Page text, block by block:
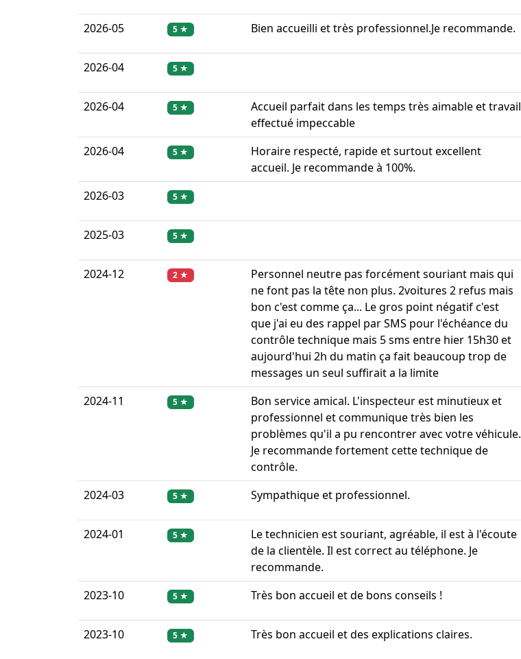
2026-05 5 ★ Bien accueilli et très professionnel.Je recommande.
2026-04 5 ★
2026-04 5 ★
Accueil parfait dans les temps très aimable et travail
effectué impeccable
2026-04
5 ★
Horaire respecté, rapide et surtout excellent
accueil. Je recommande à 100%.
2026-03
5 ★
2025-03 5 ★
2024-12 2 ★
Personnel neutre pas forcément souriant mais qui
ne font pas la tête non plus. 2voitures 2 refus mais
bon c'est comme ça... Le gros point négatif c'est
que j'ai eu des rappel par SMS pour l'échéance du
contrôle technique mais 5 sms entre hier 15h30 et
aujourd'hui 2h du matin ça fait beaucoup trop de
messages un seul suffirait a la limite
2024-11
5 ★
Bon service amical. L'inspecteur est minutieux et
professionnel et communique très bien les
problèmes qu'il a pu rencontrer avec votre véhicule.
Je recommande fortement cette technique de
contrôle.
2024-03
5 ★ Sympathique et professionnel.
2024-01 5 ★
Le technicien est souriant, agréable, il est à l'écoute
de la clientèle. Il est correct au téléphone. Je
recommande.
2023-10
5 ★ Très bon accueil et de bons conseils !
2023-10 5 ★ Très bon accueil et des explications claires.